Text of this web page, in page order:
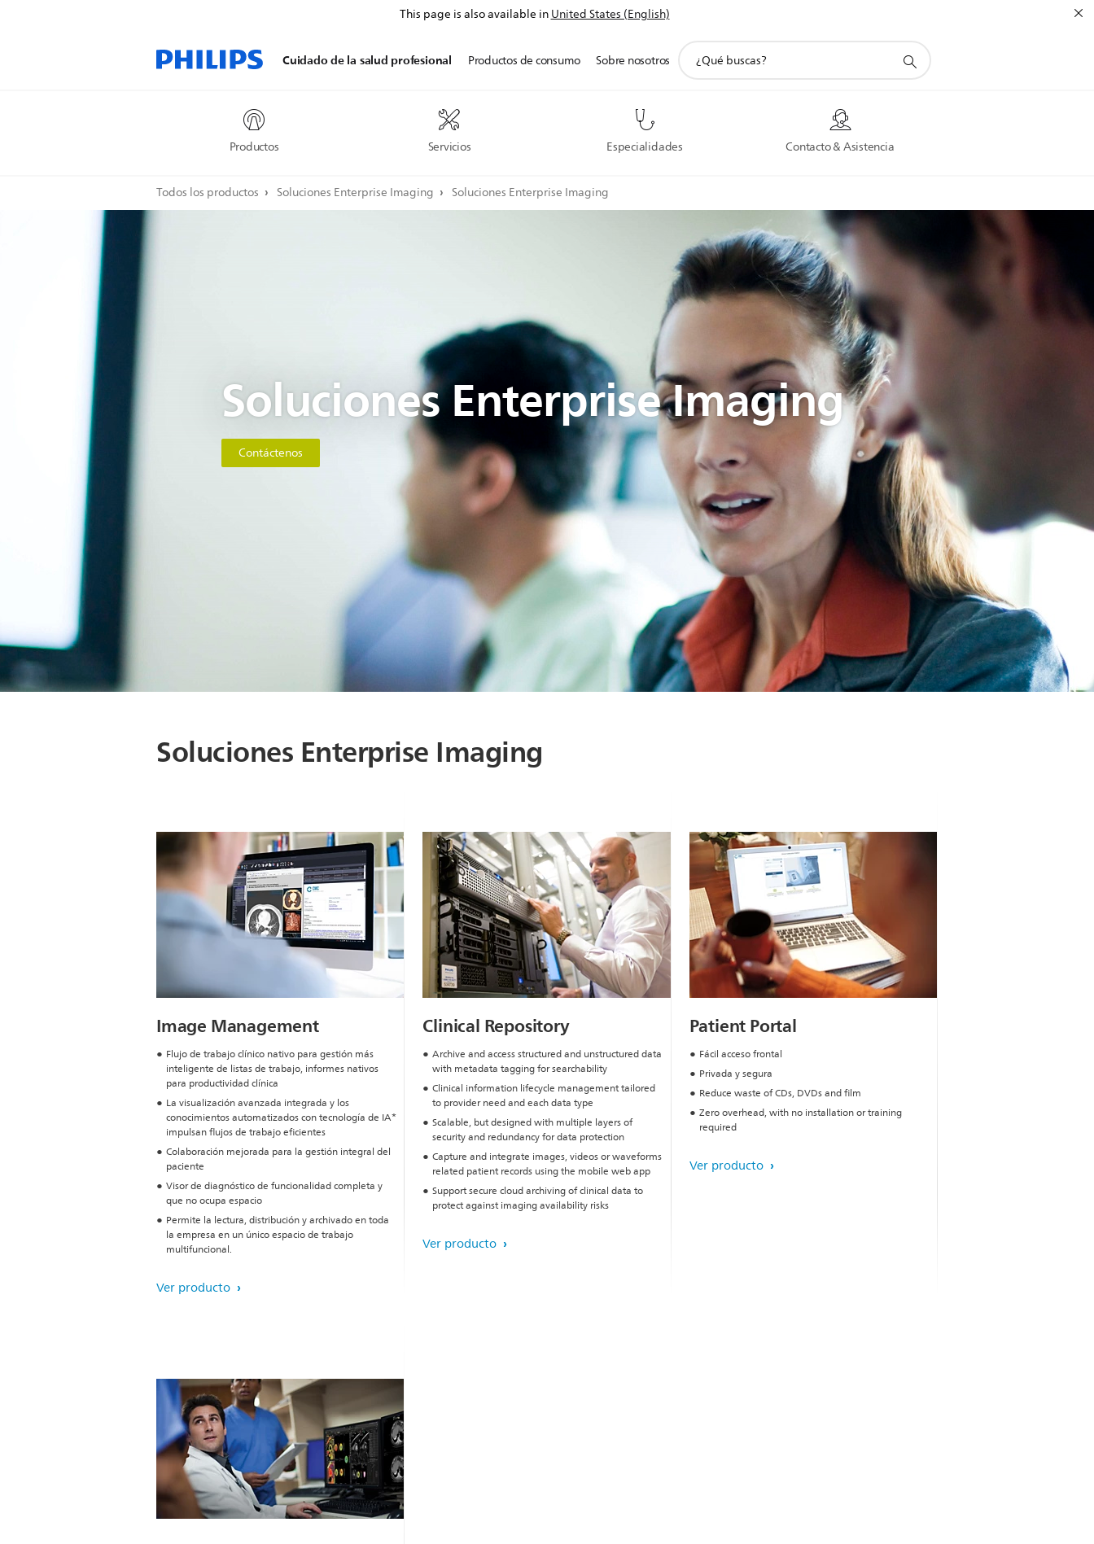
This page is also available inUnited States (English)
Cuidado de la salud profesional
Productos Servicios Especialidades Contacto & Asistencia
Productos de consumo Sobre nosotros
Todos los productos Soluciones Enterprise Imaging Soluciones Enterprise Imaging
Soluciones Enterprise Imaging
Contáctenos
Soluciones Enterprise Imaging
Image Management
Flujo de trabajo clínico nativo para gestión más
inteligente de listas de trabajo, informes nativos
para productividad clínica
La visualización avanzada integrada y los
conocimientos automatizados con tecnología de IA*
impulsan flujos de trabajo eficientes
Colaboración mejorada para la gestión integral del
paciente
Visor de diagnóstico de funcionalidad completa y
que no ocupa espacio
Permite la lectura, distribución y archivado en toda
la empresa en un único espacio de trabajo
multifuncional.
Ver producto
Clinical Repository
Archive and access structured and unstructured data
with metadata tagging for searchability
Clinical information lifecycle management tailored
to provider need and each data type
Scalable, but designed with multiple layers of
security and redundancy for data protection
Capture and integrate images, videos or waveforms
related patient records using the mobile web app
Support secure cloud archiving of clinical data to
protect against imaging availability risks
Ver producto
Patient Portal
Fácil acceso frontal
Privada y segura
Reduce waste of CDs, DVDs and film
Zero overhead, with no installation or training
required
Ver producto